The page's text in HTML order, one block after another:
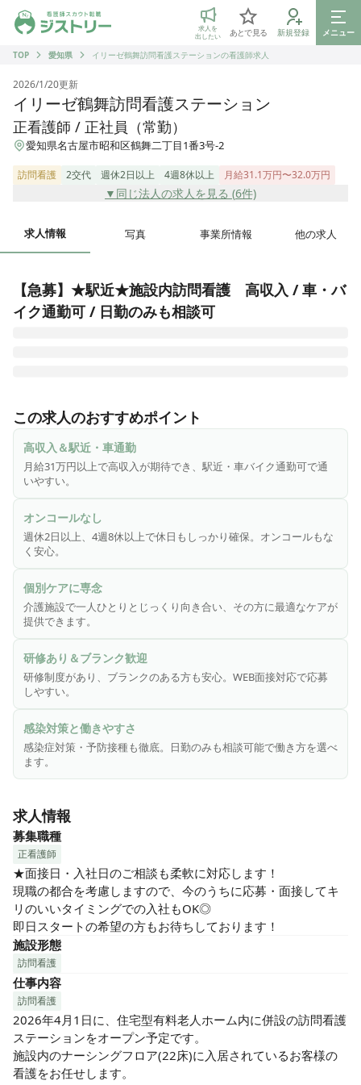
ジストリー 看護師の転職マッチング
求人を
出したい
あとで見る 新規登録
メニュー
TOP
愛知県 イリーゼ鶴舞訪問看護ステーションの看護師求人
2026/1/20更新
イリーゼ鶴舞訪問看護ステーション
正看護師 / 正社員（常勤）
愛知県名古屋市昭和区鶴舞二丁目1番3号-2
訪問看護 2交代 週休2日以上 4週8休以上 月給31.1万円〜32.0万円
▼同じ法人の求人を見る (6件)
求人情報 写真 事業所情報 他の求人
【急募】★駅近★施設内訪問看護　高収入 / 車・バ
イク通勤可 / 日勤のみも相談可
のため、看護師を積極募集中！臨床経験を介護の現場で活か
し活躍できます。
≪「イリーゼ」の看護師の特長≫
★感染症対策(スタンダードプリコーション)や予防接種も実施
中です。
★一人一人とじっくり向き合うことができるので、その方に
合わせて最適な医療ケアを行うことができます。
ケガや病気の『治療』がメインになる病院とは違い、介護施
設では日常生活を送るために必要なケアとしての看護業務に
なります。
この求人のおすすめポイント
高収入＆駅近・車通勤
月給31万円以上で高収入が期待でき、駅近・車バイク通勤可で通
いやすい。
オンコールなし
週休2日以上、4週8休以上で休日もしっかり確保。オンコールもな
く安心。
個別ケアに専念
介護施設で一人ひとりとじっくり向き合い、その方に最適なケアが
提供できます。
研修あり＆ブランク歓迎
研修制度があり、ブランクのある方も安心。WEB面接対応で応募
しやすい。
感染対策と働きやすさ
感染症対策・予防接種も徹底。日勤のみも相談可能で働き方を選べ
ます。
求人情報
募集職種
正看護師
★面接日・入社日のご相談も柔軟に対応します！
現職の都合を考慮しますので、今のうちに応募・面接してキ
リのいいタイミングでの入社もOK◎
即日スタートの希望の方もお待ちしております！
施設形態
訪問看護
仕事内容
訪問看護
2026年4月1日に、住宅型有料老人ホーム内に併設の訪問看護
ステーションをオープン予定です。
施設内のナーシングフロア(22床)に入居されているお客様の
看護をお任せします。